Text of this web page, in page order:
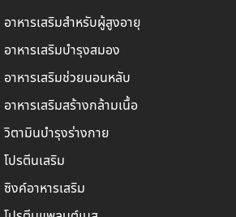
อาหารเสริมสำหรับผู้สูงอายุ
อาหารเสริมบำรุงสมอง
อาหารเสริมช่วยนอนหลับ
อาหารเสริมสร้างกล้ามเนื้อ
วิตามินบำรุงร่างกาย
โปรตีนเสริม
ซิงค์อาหารเสริม